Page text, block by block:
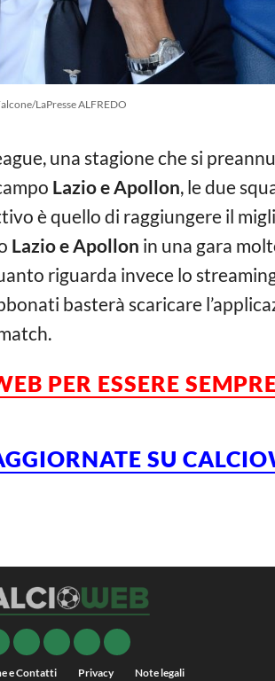
LaPresse ALFREDO
una stagione che si
Lazio e Apollon, le due
è quello di raggiungere il
Lazio e Apollon in una gara
riguarda invece lo
basterà scaricare
PER ESSERE
SU
e Contatti Privacy Note legali